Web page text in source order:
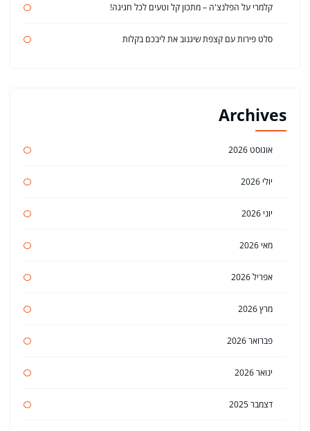
קלמרי על הפלנצ'ה – מתכון קל וטעים לכל חגיגה!
סלט פירות עם קצפת שיגנוב את ליבכם בקלות
Archives
אוגוסט 2026
יולי 2026
יוני 2026
מאי 2026
אפריל 2026
מרץ 2026
פברואר 2026
ינואר 2026
דצמבר 2025